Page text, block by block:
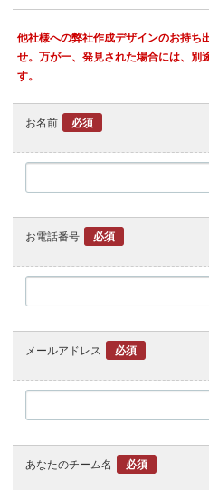
他社様への弊社作成デザインのお持ち
せ。万が一、発見された場合には、別
す。
お名前 必須
お電話番号 必須
メールアドレス 必須
あなたのチーム名 必須